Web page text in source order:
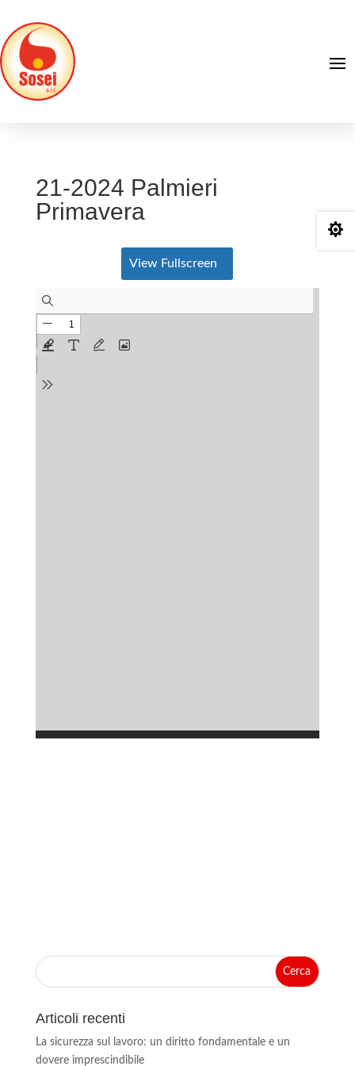
21-2024 Palmieri
Primavera
View Fullscreen
Articoli recenti
La sicurezza sul lavoro: un diritto fondamentale e un
dovere imprescindibile
